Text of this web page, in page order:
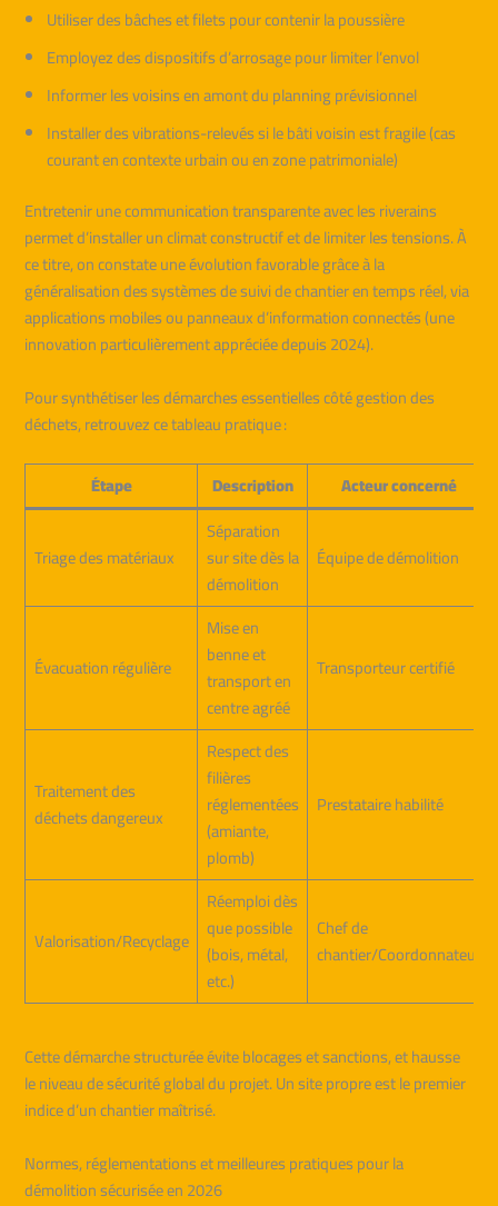
Utiliser des bâches et filets pour contenir la poussière
Employez des dispositifs d’arrosage pour limiter l’envol
Informer les voisins en amont du planning prévisionnel
Installer des vibrations-relevés si le bâti voisin est fragile (cas
courant en contexte urbain ou en zone patrimoniale)
Entretenir une communication transparente avec les riverains
permet d’installer un climat constructif et de limiter les tensions. À
ce titre, on constate une évolution favorable grâce à la
généralisation des systèmes de suivi de chantier en temps réel, via
applications mobiles ou panneaux d’information connectés (une
innovation particulièrement appréciée depuis 2024).
Pour synthétiser les démarches essentielles côté gestion des
déchets, retrouvez ce tableau pratique :
Étape Description Acteur concerné
Triage des matériaux
Séparation
sur site dès la
démolition
Équipe de démolition
Évacuation régulière
Mise en
benne et
transport en
centre agréé
Transporteur certifié
Traitement des
déchets dangereux
Respect des
filières
réglementées
(amiante,
plomb)
Prestataire habilité
Valorisation/Recyclage
Réemploi dès
que possible
(bois, métal,
etc.)
Chef de
chantier/Coordonnateur
Cette démarche structurée évite blocages et sanctions, et hausse
le niveau de sécurité global du projet. Un site propre est le premier
indice d’un chantier maîtrisé.
Normes, réglementations et meilleures pratiques pour la
démolition sécurisée en 2026